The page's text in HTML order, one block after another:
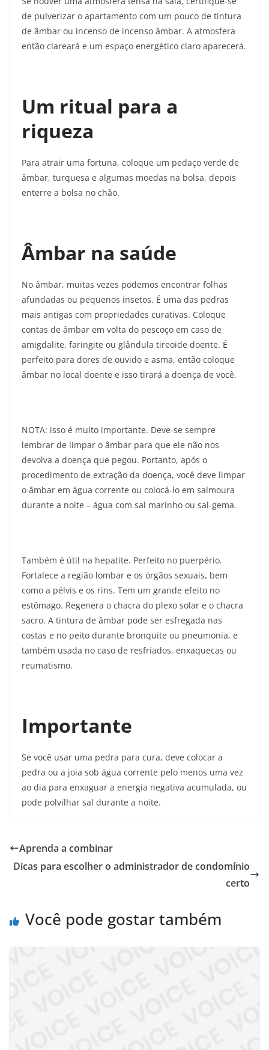
de pulverizar o apartamento com um pouco de tintura
de âmbar ou incenso de incenso âmbar. A atmosfera
então clareará e um espaço energético claro aparecerá.
Um ritual para a
riqueza
Para atrair uma fortuna, coloque um pedaço verde de
âmbar, turquesa e algumas moedas na bolsa, depois
enterre a bolsa no chão.
Âmbar na saúde
No âmbar, muitas vezes podemos encontrar folhas
afundadas ou pequenos insetos. É uma das pedras
mais antigas com propriedades curativas. Coloque
contas de âmbar em volta do pescoço em caso de
amigdalite, faringite ou glândula tireoide doente. É
perfeito para dores de ouvido e asma, então coloque
âmbar no local doente e isso tirará a doença de você.
NOTA: isso é muito importante. Deve-se sempre
lembrar de limpar o âmbar para que ele não nos
devolva a doença que pegou. Portanto, após o
procedimento de extração da doença, você deve limpar
o âmbar em água corrente ou colocá-lo em salmoura
durante a noite – água com sal marinho ou sal-gema.
Também é útil na hepatite. Perfeito no puerpério.
Fortalece a região lombar e os órgãos sexuais, bem
como a pélvis e os rins. Tem um grande efeito no
estômago. Regenera o chacra do plexo solar e o chacra
sacro. A tintura de âmbar pode ser esfregada nas
costas e no peito durante bronquite ou pneumonia, e
também usada no caso de resfriados, enxaquecas ou
reumatismo.
Importante
Se você usar uma pedra para cura, deve colocar a
pedra ou a joia sob água corrente pelo menos uma vez
ao dia para enxaguar a energia negativa acumulada, ou
pode polvilhar sal durante a noite.
Aprenda a combinar
Dicas para escolher o administrador de condomínio
certo
Você pode gostar também